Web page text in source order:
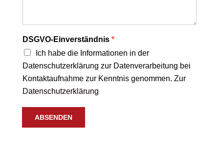
DSGVO-Einverständnis *
Ich habe die Informationen in der
Datenschutzerklärung zur Datenverarbeitung bei
Kontaktaufnahme zur Kenntnis genommen. Zur
Datenschutzerklärung
ABSENDEN